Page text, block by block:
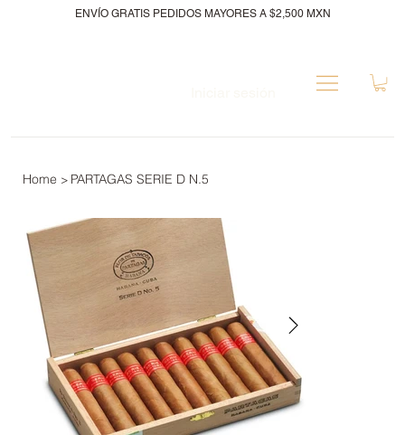
ENVÍO GRATIS PEDIDOS MAYORES A $2,500 MXN
Home > PARTAGAS SERIE D N.5